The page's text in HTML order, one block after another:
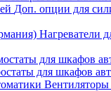
Доп. опции для
Нагреватели
для шкафов
для шкафов
Вентиляторы